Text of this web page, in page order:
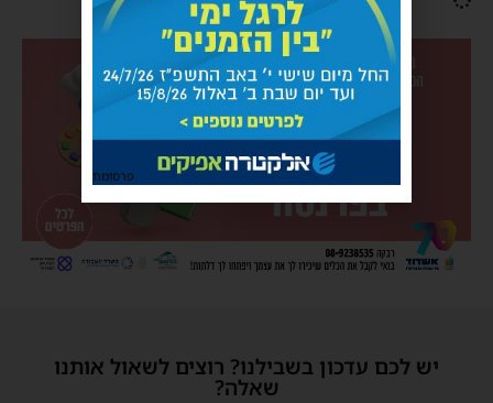
יש לכם עדכון בשבילנו? רוצים לשאול אותנו
שאלה?
פרסומת